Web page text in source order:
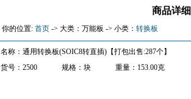
商品详
你的位置: 首页 -> 大类：万能板 -> 小类： 转换板
名称：通用转换板(SOIC8转直插)【打包出售:287个】
货号：2500
规格：块 重量：153.00克